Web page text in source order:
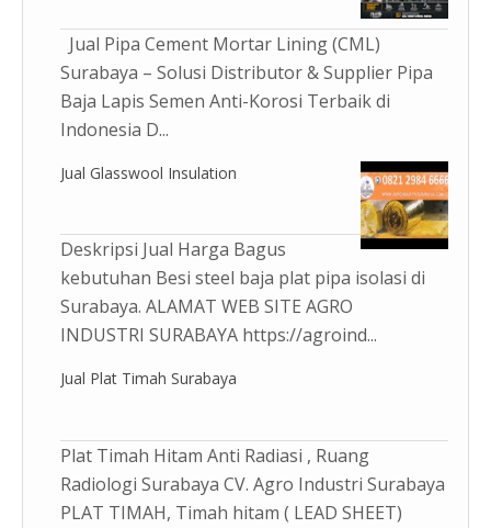
Jual Pipa Cement Mortar Lining (CML)
Surabaya – Solusi Distributor & Supplier Pipa
Baja Lapis Semen Anti-Korosi Terbaik di
Indonesia D...
Jual Glasswool Insulation
Deskripsi Jual Harga Bagus
kebutuhan Besi steel baja plat pipa isolasi di
Surabaya. ALAMAT WEB SITE AGRO
INDUSTRI SURABAYA https://agroind...
Jual Plat Timah Surabaya
Plat Timah Hitam Anti Radiasi , Ruang
Radiologi Surabaya CV. Agro Industri Surabaya
PLAT TIMAH, Timah hitam ( LEAD SHEET)